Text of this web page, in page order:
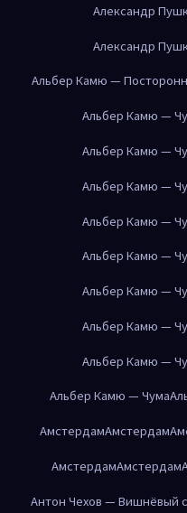
Александр
Александр
Альбер Камю —
Альбер Камю —
Альбер Камю —
Альбер Камю —
Альбер Камю —
Альбер Камю —
Альбер Камю —
Альбер Камю —
Альбер Камю —
Альбер Камю — Чума
АмстердамАмстердам
АмстердамАмстердам
Антон Чехов — Вишнёвый